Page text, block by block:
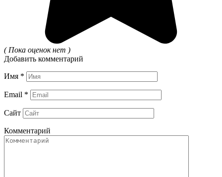
( Пока оценок нет )
Добавить комментарий
Имя *
Email *
Сайт
Комментарий